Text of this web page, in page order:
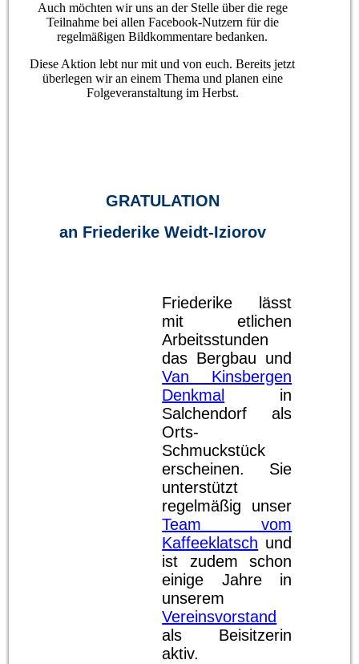
Auch möchten wir uns an der Stelle über die rege
Teilnahme bei allen Facebook-Nutzern für die
regelmäßigen Bildkommentare bedanken.
Diese Aktion lebt nur mit und von euch. Bereits jetzt
überlegen wir an einem Thema und planen eine
Folgeveranstaltung im Herbst.
GRATULATION
an Friederike Weidt-Iziorov
Friederike lässt
mit etlichen
Arbeitsstunden
das Bergbau und
Van Kinsbergen
Denkmal
in
Salchendorf als
Orts-
Schmuckstück
erscheinen. Sie
unterstützt
regelmäßig unser
Team vom
Kaffeeklatsch und
ist zudem schon
einige Jahre in
unserem
Vereinsvorstand
als Beisitzerin
aktiv.